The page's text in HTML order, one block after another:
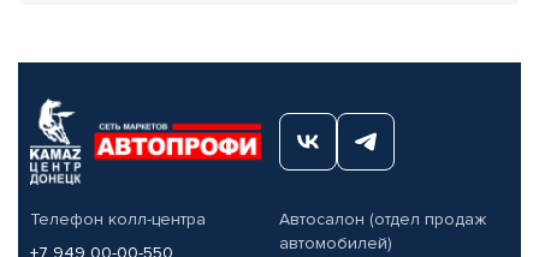
Телефон колл-центра
+7 949 00-00-550
Автосалон (отдел продаж
автомобилей)